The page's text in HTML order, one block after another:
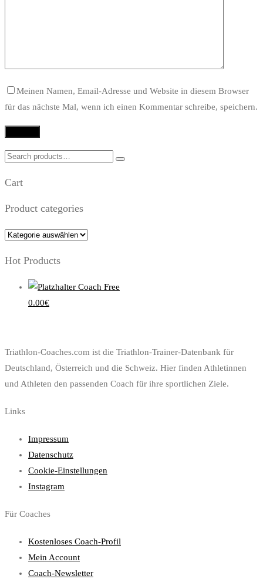
Meinen Namen, Email-Adresse und Website in diesem Browser
für das nächste Mal, wenn ich einen Kommentar schreibe, speichern.
Search
Cart
Product categories
Hot Products
Coach Free
0.00€
Triathlon-Coaches.com ist die Triathlon-Trainer-Datenbank für
Deutschland, Österreich und die Schweiz. Hier finden Athletinnen
und Athleten den passenden Coach für ihre sportlichen Ziele.
Links
Impressum
Datenschutz
Cookie-Einstellungen
Instagram
Für Coaches
Kostenloses Coach-Profil
Mein Account
Coach-Newsletter